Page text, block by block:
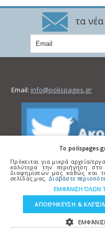
τα
Email: info@polispages.gr
To
Πρόκειται για μικρά αρχεία/
καλύτερα την περιήγηση
διαφημίσεών μας καθώς και
σελίδας μας. Διαβάστε
ΕΜΦΆΝΙΣΗ ΌΛΩΝ
ΑΠΟΘΉΚΕΥΣΗ &